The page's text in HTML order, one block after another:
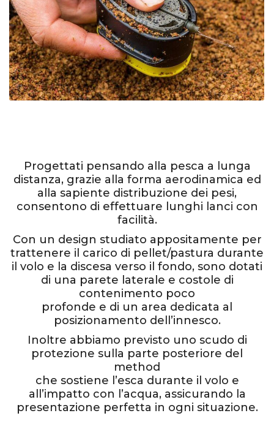
Progettati pensando alla pesca a lunga
distanza, grazie alla forma aerodinamica ed
alla sapiente distribuzione dei pesi,
consentono di effettuare lunghi lanci con
facilità.
Con un design studiato appositamente per
trattenere il carico di pellet/pastura durante
il volo e la discesa verso il fondo, sono dotati
di una parete laterale e costole di
contenimento poco
profonde e di un area dedicata al
posizionamento dell’innesco.
Inoltre abbiamo previsto uno scudo di
protezione sulla parte posteriore del
method
che sostiene l’esca durante il volo e
all’impatto con l’acqua, assicurando la
presentazione perfetta in ogni situazione.